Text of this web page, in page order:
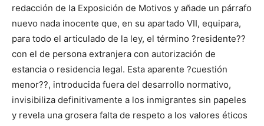
redacción de la Exposición de Motivos y añade un párrafo
nuevo nada inocente que, en su apartado VII, equipara,
para todo el articulado de la ley, el término ?residente??
con el de persona extranjera con autorización de
estancia o residencia legal. Esta aparente ?cuestión
menor??, introducida fuera del desarrollo normativo,
invisibiliza definitivamente a los inmigrantes sin papeles
y revela una grosera falta de respeto a los valores éticos